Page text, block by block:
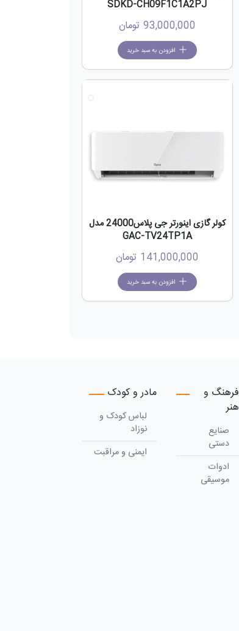
SDKD-CH09F1C1A2PJ
93,000,000 تومان
افزودن به سبد خرید
کولر گازی اینورتر جی پلاس24000 مدل
GAC-TV24TP1A
141,000,000 تومان
افزودن به سبد خرید
فرهنگ و
هنر
صنایع
دستی
ادوات
موسیقی
مادر و کودک
لباس کودک و
نوزاد
ایمنی و مراقبت